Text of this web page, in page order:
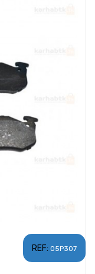
REF: 05P307